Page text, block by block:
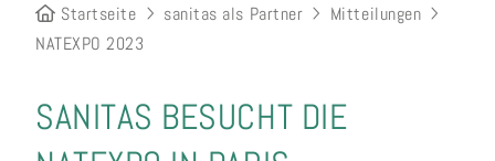
Startseite sanitas als Partner
Mitteilungen
NATEXPO 2023
SANITAS BESUCHT DIE